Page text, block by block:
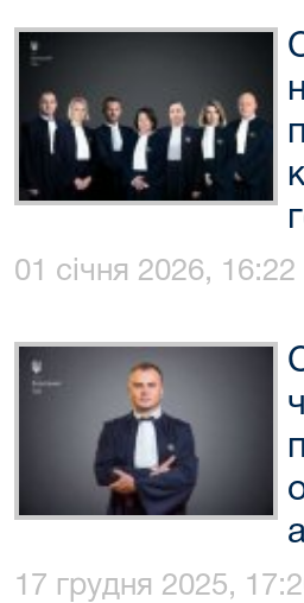
01 січня 2026, 16:22
17 грудня 2025,